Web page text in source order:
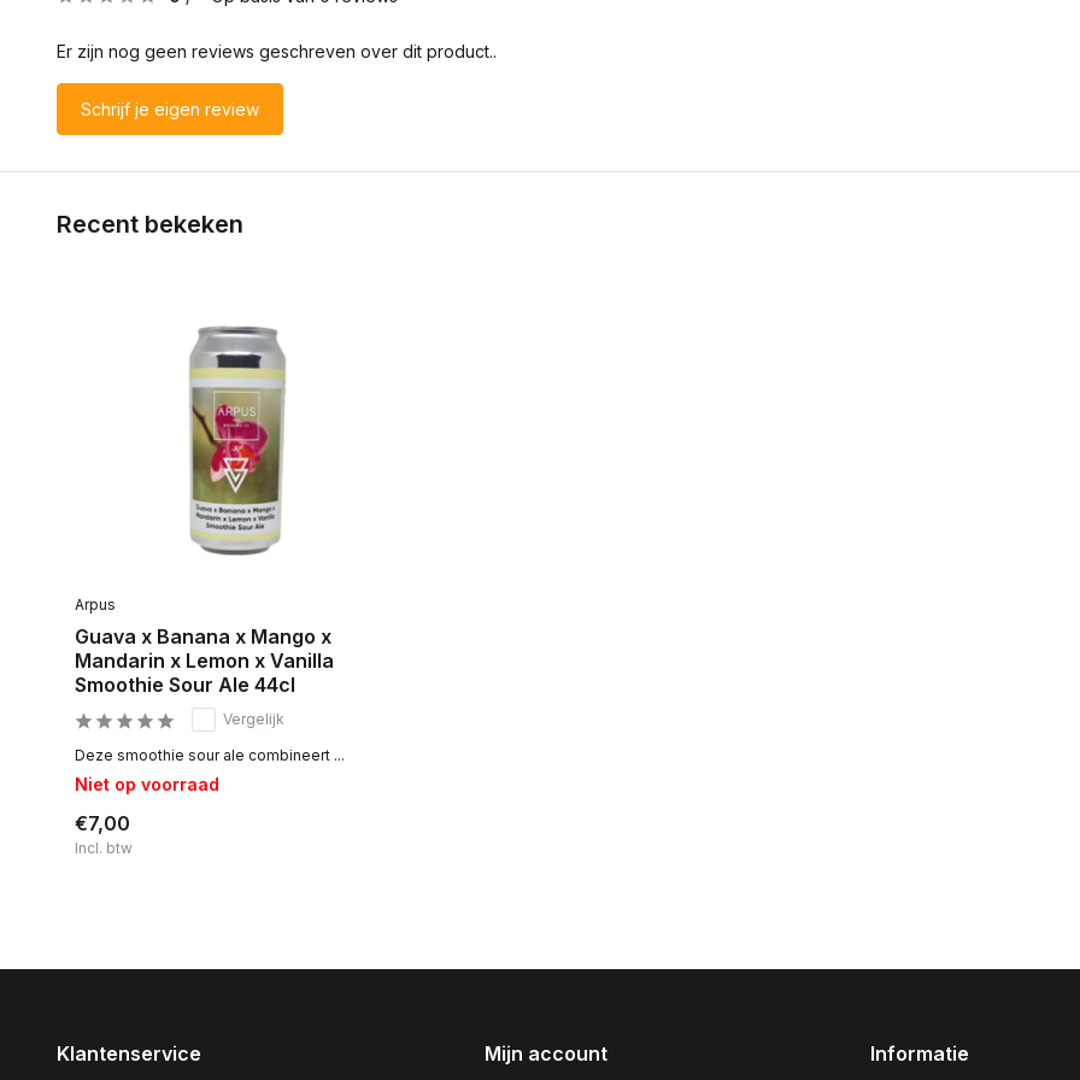
Er zijn nog geen reviews geschreven over dit product..
Schrijf je eigen review
Recent bekeken
Arpus
Guava x Banana x Mango x
Mandarin x Lemon x Vanilla
Smoothie Sour Ale 44cl
Vergelijk
Deze smoothie sour ale combineert ...
Niet op voorraad
€7,00
Incl. btw
Klantenservice Mijn account Informatie